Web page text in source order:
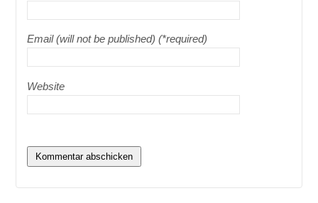
Email (will not be published) (*required)
Website